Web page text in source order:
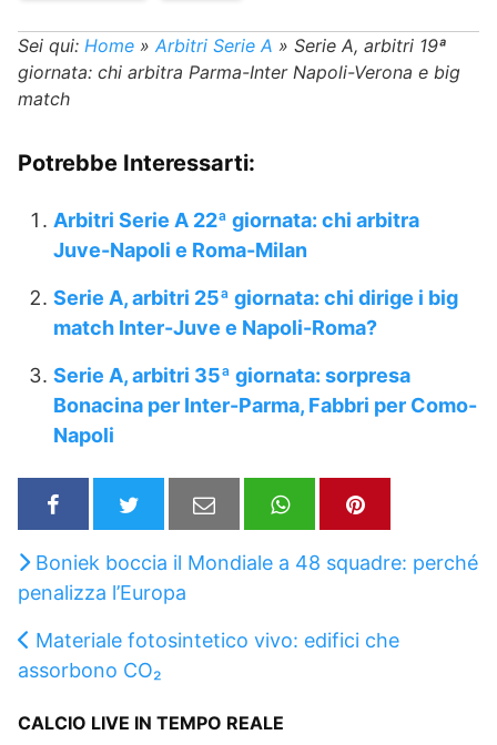
Sei qui: Home » Arbitri Serie A » Serie A, arbitri 19ª
giornata: chi arbitra Parma-Inter Napoli-Verona e big
match
Potrebbe Interessarti:
Arbitri Serie A 22ª giornata: chi arbitra
Juve-Napoli e Roma-Milan
Serie A, arbitri 25ª giornata: chi dirige i big
match Inter-Juve e Napoli-Roma?
Serie A, arbitri 35ª giornata: sorpresa
Bonacina per Inter-Parma, Fabbri per Como-
Napoli
Boniek boccia il Mondiale a 48 squadre: perché
penalizza l’Europa
Materiale fotosintetico vivo: edifici che
assorbono CO₂
CALCIO LIVE IN TEMPO REALE